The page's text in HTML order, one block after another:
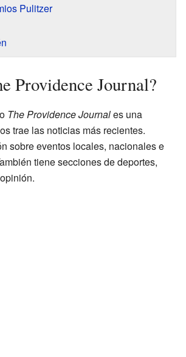
Pulitzer
Providence Journal?
The Providence Journales una
trae las noticias más recientes.
sobre eventos locales, nacionales e
tiene secciones de deportes,